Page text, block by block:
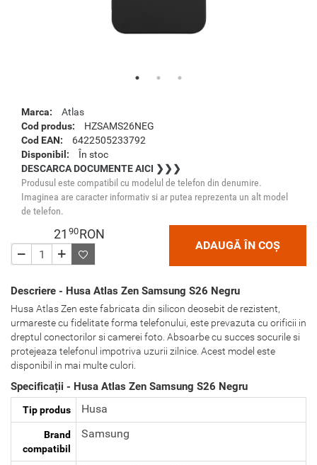
Marca:
Atlas
Cod produs:
HZSAMS26NEG
Cod EAN:
6422505233792
Disponibil:
În stoc
DESCARCA DOCUMENTE AICI ❯❯❯
Produsul este compatibil cu modelul de telefon din denumire.
Imaginea are caracter informativ si ar putea reprezenta un alt model
de telefon.
21 90RON
ADAUGĂ ÎN COȘ
Descriere - Husa Atlas Zen Samsung S26 Negru
Husa Atlas Zen este fabricata din silicon deosebit de rezistent,
urmareste cu fidelitate forma telefonului, este prevazuta cu orificii in
dreptul conectorilor si camerei foto. Absoarbe cu succes socurile si
protejeaza telefonul impotriva uzurii zilnice. Acest model este
disponibil in mai multe culori.
Specificații - Husa Atlas Zen Samsung S26 Negru
Tip produs Husa
Brand
compatibil
Samsung